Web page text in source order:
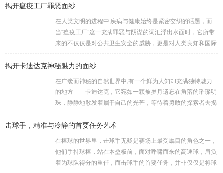
大陆的那一刻起，便肩负着守护的重任，他们身躯魁梧，手持
来自各方的邪恶势力，最初，他们凭借着基础的技能和坚定的
意志，在一次次战斗中积累着经验，不断成长，无论是在阴森
恐怖的地下墓穴，还是在战火纷飞的前线战场，守...
揭开瘟疫工厂罪恶面纱
在人类文明的进程中,疾病与健康始终是紧密交织的话题，而
当“瘟疫工厂”这一充满罪恶与阴谋的词汇浮出水面时，它所带
来的不仅仅是对公共卫生安全的威胁，更是对人类良知和国际
是一些别有用心的势力为了实现其不可告人的目的，秘密设立
科学研究的外衣，实则干着违背人道、危害全球的勾当。 从
历史上看,生物武器的使用曾经给人类带来过惨痛的教训，在
战争时期，某些国家就曾利用细菌、病毒...
揭开卡迪达克神秘魅力的面纱
在广袤而神秘的自然世界中,有一个鲜为人知却充满独特魅力
的地方——卡迪达克，它宛如一颗被岁月遗忘在角落的璀璨明
珠，静静地散发着属于自己的光芒，等待着勇敢的探索者去揭
复杂多样的地形地貌，高耸入云的山脉连绵起伏，像是大自然
照耀下闪耀着刺眼的银光，仿佛是大自然赐予这片土地的皇
冠，而山脚下，则是一片郁郁葱葱的森林，森林里树木种类繁
多，高大的乔木遮天蔽日，阳光只能透过枝叶的缝隙...
击球手，精准与冷静的首要任务艺术
在棒球的世界里，击球手无疑是赛场上最受瞩目的角色之一，
他们手持球棒，站在本垒板前，面对呼啸而来的高速球，肩负
着为球队得分的重任，而击球手的首要任务，并非仅仅是将球